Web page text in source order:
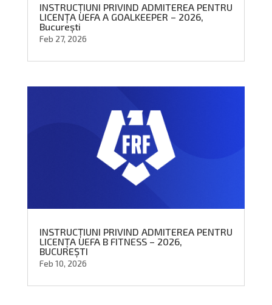
INSTRUCȚIUNI PRIVIND ADMITEREA PENTRU
LICENȚA UEFA A GOALKEEPER – 2026,
București
Feb 27, 2026
INSTRUCȚIUNI PRIVIND ADMITEREA PENTRU
LICENȚA UEFA B FITNESS – 2026,
BUCUREȘTI
Feb 10, 2026